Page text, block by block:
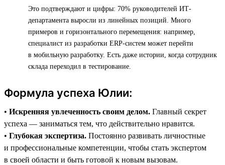
Это подтверждают и цифры: 70% руководителей ИТ-
департамента выросли из линейных позиций. Много
примеров и горизонтального перемещения: например,
специалист из разработки ERP-систем может перейти
в мобильную разработку. Есть даже истории, когда сотрудник
склада переходил в тестирование.
Формула успеха Юлии:
• Искренняя увлеченность своим делом. Главный секрет
успеха — заниматься тем, что действительно нравится.
• Глубокая экспертиза. Постоянно развивать личностные
и профессиональные компетенции, чтобы стать экспертом
в своей области и быть готовой к новым вызовам.